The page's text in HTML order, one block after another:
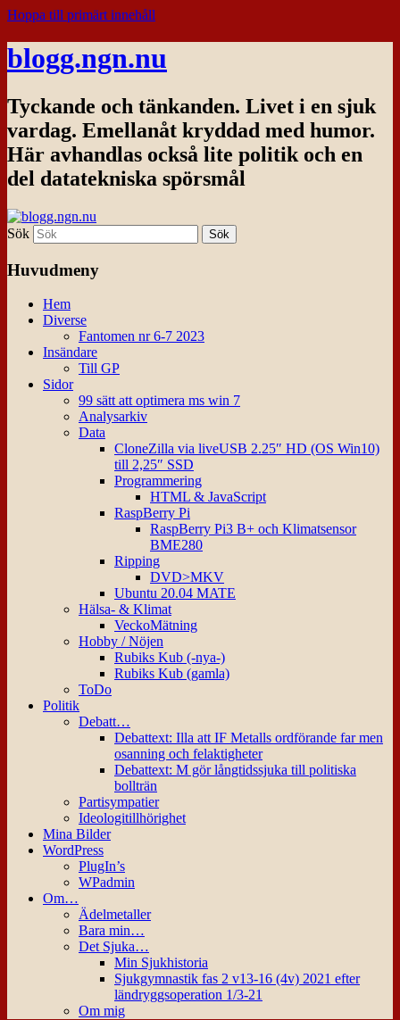
Hoppa till primärt innehåll
blogg.ngn.nu
Tyckande och tänkanden. Livet i en sjuk
vardag. Emellanåt kryddad med humor.
Här avhandlas också lite politik och en
del datatekniska spörsmål
Sök
Huvudmeny
Hem
Diverse
Fantomen nr 6-7 2023
Insändare
Till GP
Sidor
99 sätt att optimera ms win 7
Analysarkiv
Data
CloneZilla via liveUSB 2.25″ HD (OS Win10)
till 2,25″ SSD
Programmering
HTML & JavaScript
RaspBerry Pi
RaspBerry Pi3 B+ och Klimatsensor
BME280
Ripping
DVD>MKV
Ubuntu 20.04 MATE
Hälsa- & Klimat
VeckoMätning
Hobby / Nöjen
Rubiks Kub (-nya-)
Rubiks Kub (gamla)
ToDo
Politik
Debatt…
Debattext: Illa att IF Metalls ordförande far men
osanning och felaktigheter
Debattext: M gör långtidssjuka till politiska
bollträn
Partisympatier
Ideologitillhörighet
Mina Bilder
WordPress
PlugIn’s
WPadmin
Om…
Ädelmetaller
Bara min…
Det Sjuka…
Min Sjukhistoria
Sjukgymnastik fas 2 v13-16 (4v) 2021 efter
ländryggsoperation 1/3-21
Om mig